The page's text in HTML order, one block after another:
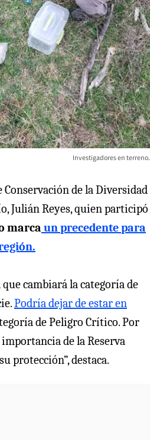
Investigadores en terreno.
Conservación de la Diversidad
Julián Reyes, quien participó
marca un precedente para
cambiará la categoría de
Podría dejar de estar en
de Peligro Crítico. Por
de la Reserva
protección”, destaca.